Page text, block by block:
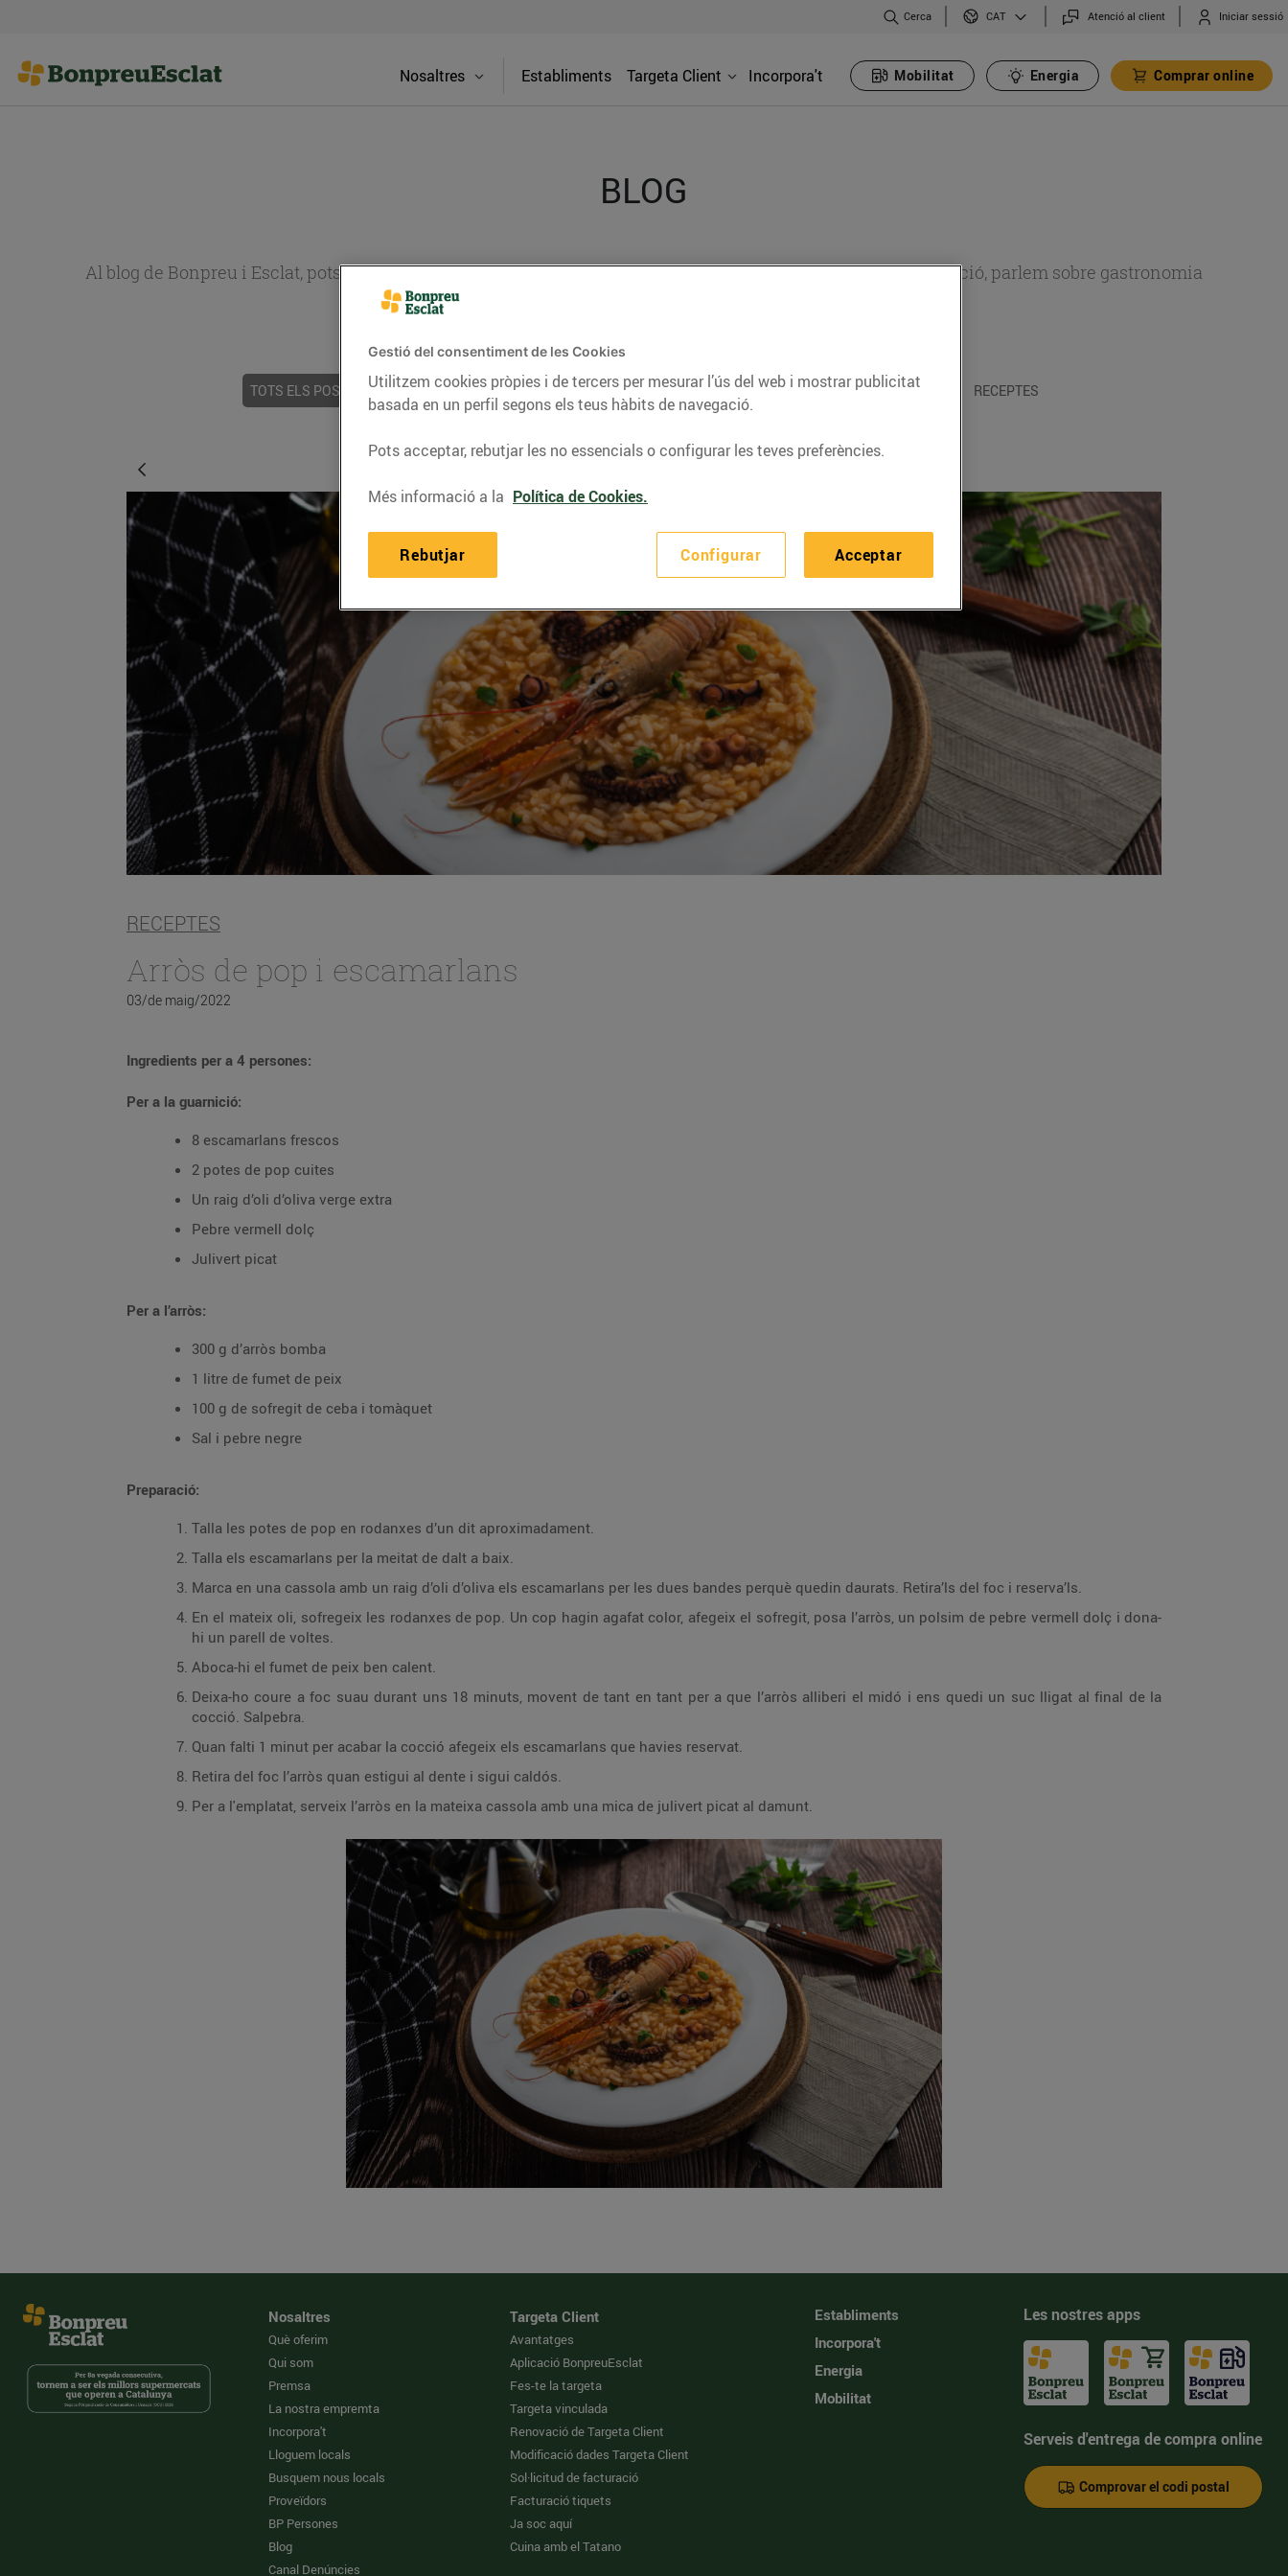
Cerca CAT Atenció al client Iniciar sessió
Nosaltres Establiments Targeta Client Incorpora't Mobilitat Energia Comprar online
BLOG
Al blog de Bonpreu i Esclat, pots trobar receptes, consells nutricionals, informació d’actualitat sobre alimentació, parlem sobre gastronomia
TOTS ELS POSTS ACTUALITAT CONSELLS I HÀBITS SALUDABLES ENERGIA GASTRONOMIA I TRADICIONS RECEPTES
RECEPTES
Arròs de pop i escamarlans
03/de maig/2022
Ingredients per a 4 persones:
Per a la guarnició:
8 escamarlans frescos
2 potes de pop cuites
Un raig d’oli d’oliva verge extra
Pebre vermell dolç
Julivert picat
Per a l’arròs:
300 g d’arròs bomba
1 litre de fumet de peix
100 g de sofregit de ceba i tomàquet
Sal i pebre negre
Preparació:
Talla les potes de pop en rodanxes d’un dit aproximadament.
Talla els escamarlans per la meitat de dalt a baix.
Marca en una cassola amb un raig d’oli d’oliva els escamarlans per les dues bandes perquè quedin daurats. Retira’ls del foc i reserva’ls.
En el mateix oli, sofregeix les rodanxes de pop. Un cop hagin agafat color, afegeix el sofregit, posa l’arròs, un polsim de pebre vermell dolç i dona-
hi un parell de voltes.
Aboca-hi el fumet de peix ben calent.
Deixa-ho coure a foc suau durant uns 18 minuts, movent de tant en tant per a que l’arròs alliberi el midó i ens quedi un suc lligat al final de la
cocció. Salpebra.
Quan falti 1 minut per acabar la cocció afegeix els escamarlans que havies reservat.
Retira del foc l’arròs quan estigui al dente i sigui caldós.
Per a l'emplatat, serveix l’arròs en la mateixa cassola amb una mica de julivert picat al damunt.
Nosaltres
Què oferim
Qui som
Premsa
La nostra empremta
Incorpora't
Lloguem locals
Busquem nous locals
Proveïdors
BP Persones
Blog
Canal Denúncies
Targeta Client
Avantatges
Aplicació BonpreuEsclat
Fes-te la targeta
Targeta vinculada
Renovació de Targeta Client
Modificació dades Targeta Client
Sol·licitud de facturació
Facturació tiquets
Ja soc aquí
Cuina amb el Tatano
Establiments
Incorpora't
Energia
Mobilitat
Les nostres apps
Serveis d'entrega de compra online
Comprovar el codi postal
Gestió del consentiment de les Cookies
Utilitzem cookies pròpies i de tercers per mesurar l’ús del web i mostrar publicitat
basada en un perfil segons els teus hàbits de navegació.
Pots acceptar, rebutjar les no essencials o configurar les teves preferències.
Més informació a la Política de Cookies.
Configurar
Rebutjar Acceptar